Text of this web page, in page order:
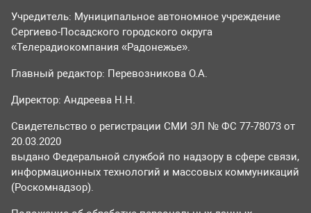
Учредитель: Муниципальное автономное учреждение
Сергиево-Посадского городского округа
«Телерадиокомпания «Радонежье».
Главный редактор: Перевозникова О.А.
Директор: Андреева Н.Н.
Свидетельство о регистрации СМИ ЭЛ № ФС 77-78073 от
20.03.2020
выдано Федеральной службой по надзору в сфере связи,
информационных технологий и массовых коммуникаций
(Роскомнадзор).